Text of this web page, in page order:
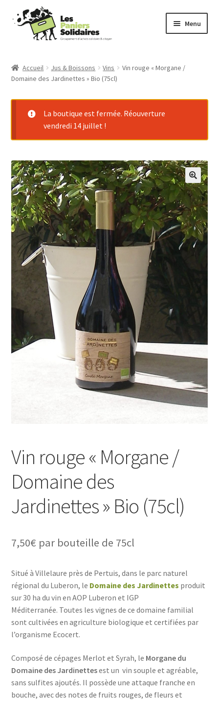
Aller
Aller
contenu
Menu
Producteurs
Actu
Contact
Connexion
Accueil Jus & Boissons Vins
Vin rouge « Morgane /
Domaine des Jardinettes » Bio (75cl)
La boutique est fermée. Réouverture
vendredi 14 juillet !
Vin rouge « Morgane /
Domaine des
Jardinettes » Bio (75cl)
7,50€ par bouteille de 75cl
Situé à Villelaure près de Pertuis, dans le parc naturel
régional du Luberon, le Domaine des Jardinettes produit
sur 30 ha du vin en AOP Luberon et IGP
Méditerranée. Toutes les vignes de ce domaine familial
sont cultivées en agriculture biologique et certifiées par
l’organisme Ecocert.
Composé de cépages Merlot et Syrah, le Morgane du
Domaine des Jardinettesest un vin souple et agréable,
sans sulfites ajoutés. Il possède une attaque franche en
bouche, avec des notes de fruits rouges, de fleurs et